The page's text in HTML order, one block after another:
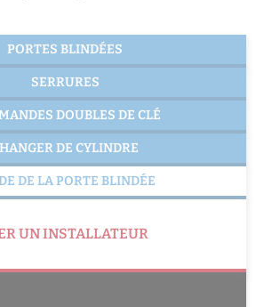
PORTES BLINDÉES
SERRURES
DOUBLES DE CLÉ
DE CYLINDRE
DE LA PORTE BLINDÉE
UN INSTALLATEUR